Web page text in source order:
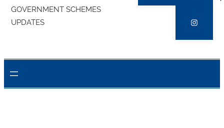
GOVERNMENT SCHEMES
UPDATES